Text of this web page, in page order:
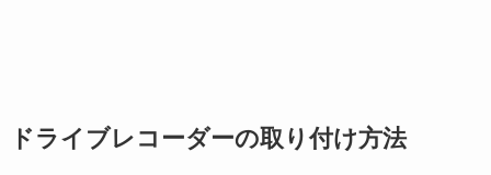
ドライブレコーダーの取り付け方法